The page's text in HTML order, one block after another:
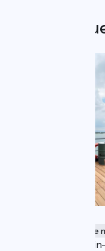
Autres
Gîtes et locations de